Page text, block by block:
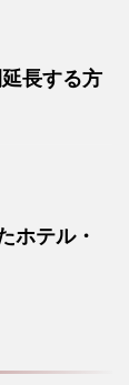
長する方
ホテル・